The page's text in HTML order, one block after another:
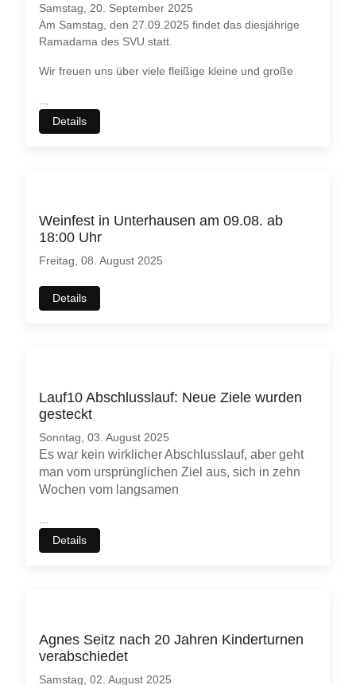
Samstag, 20. September 2025
Am Samstag, den 27.09.2025 findet das diesjährige
Ramadama des SVU statt.
Wir freuen uns über viele fleißige kleine und große
Details
Weinfest in Unterhausen am 09.08. ab
18:00 Uhr
Freitag, 08. August 2025
Details
Lauf10 Abschlusslauf: Neue Ziele wurden
gesteckt
Sonntag, 03. August 2025
Es war kein wirklicher Abschlusslauf, aber geht
man vom ursprünglichen Ziel aus, sich in zehn
Wochen vom langsamen
Details
Agnes Seitz nach 20 Jahren Kinderturnen
verabschiedet
Samstag, 02. August 2025